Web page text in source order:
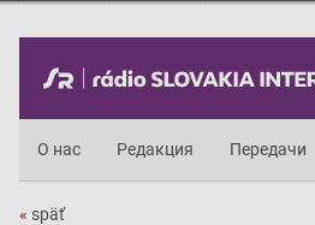
О нас Редакция Передачи
« späť